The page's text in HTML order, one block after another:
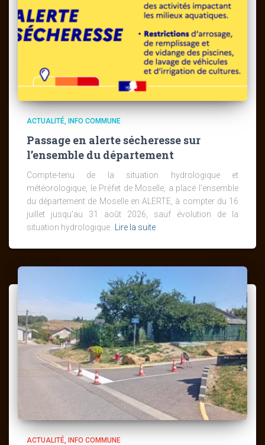
ACTUALITÉ INFO COMMUNE
Passage en alerte sécheresse sur
l’ensemble du département
Compte-tenu de la situation hydrologique et
météorologique, le Préfet de Moselle, a placé l’ensemble
du département de Moselle en ALERTE, à compter du 16
juillet jusqu’au 31 août 2026, sauf évolution de la
situation hydrologique. Lire la suite
ACTUALITÉ INFO COMMUNE